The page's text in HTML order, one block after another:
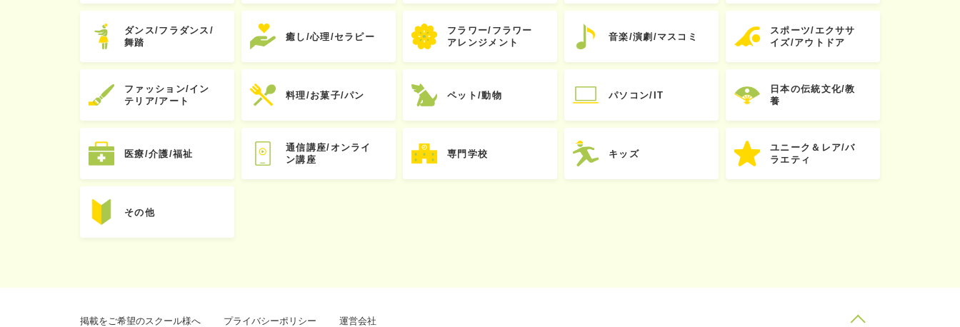
ダンス/フラダンス/
舞踏
癒し/心理/セラピー
フラワー/フラワー
アレンジメント
音楽/演劇/マスコミ
スポーツ/エクササ
イズ/アウトドア
ファッション/イン
テリア/アート
料理/お菓子/パン ペット/動物 パソコン/IT
日本の伝統文化/教
養
医療/介護/福祉
通信講座/オンライ
ン講座
専門学校 キッズ
ユニーク＆レア/バ
ラエティ
その他
掲載をご希望のスクール様へ プライバシーポリシー 運営会社